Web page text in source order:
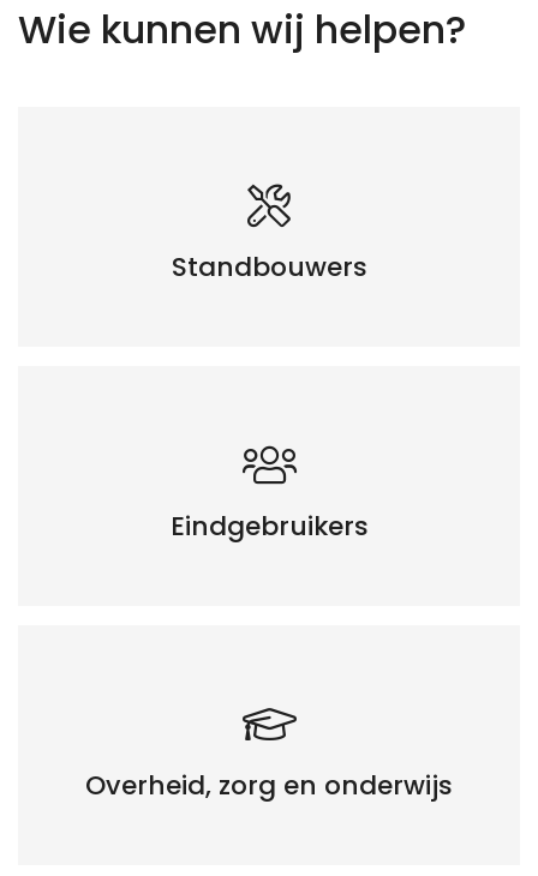
Wie kunnen wij helpen?
Standbouwers
Eindgebruikers
Overheid, zorg en onderwijs